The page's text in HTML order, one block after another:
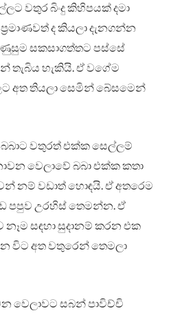
වතුර බිංදු කිහිපයක් දමා
ද කියලා දැනගන්න
සකසාගත්තට පස්සේ
තැබිය හැකියි. ඒ වගේම
අත තියලා සෙමින් බේසමෙන්
වතුරත් එක්ක සෙල්ලම්
වෙලාවේ බබා එක්ක කතා
නම් වඩාත් හොඳයි. ඒ අතරෙම
පපුව උරහිස් තෙමන්න. ඒ
සඳහා සුදානම් කරන එක
විට අත වතුරෙන් තෙමලා
වෙලාවට සබන් පාවිච්චි